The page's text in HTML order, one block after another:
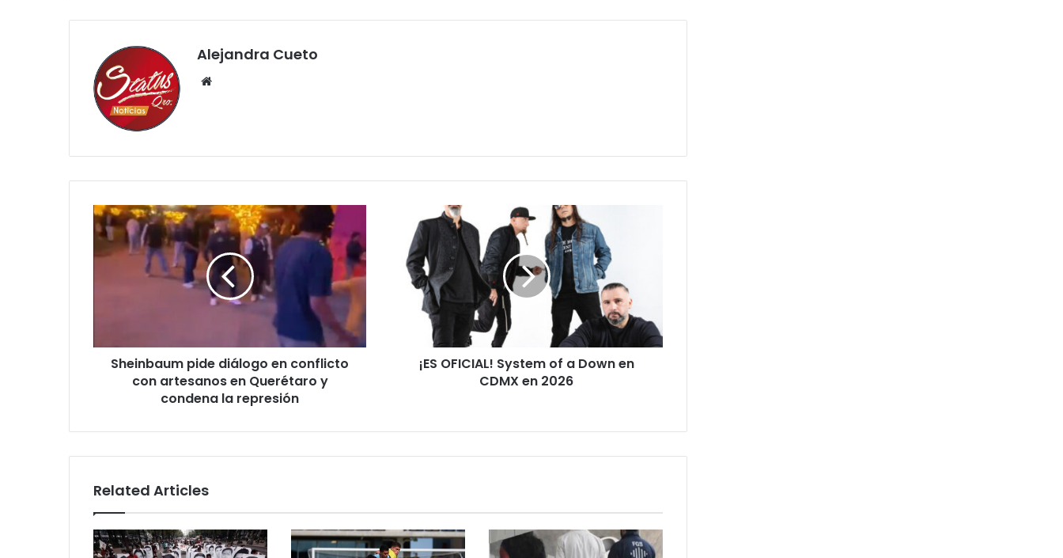
Alejandra Cueto
Sheinbaum
pide
diálogo
Querétaro
condena
Sheinbaum pide diálogo en conflicto
con artesanos en Querétaro y
condena la represión
OFICIAL!
System
¡ES OFICIAL! System of a Down en
CDMX en 2026
Related Articles